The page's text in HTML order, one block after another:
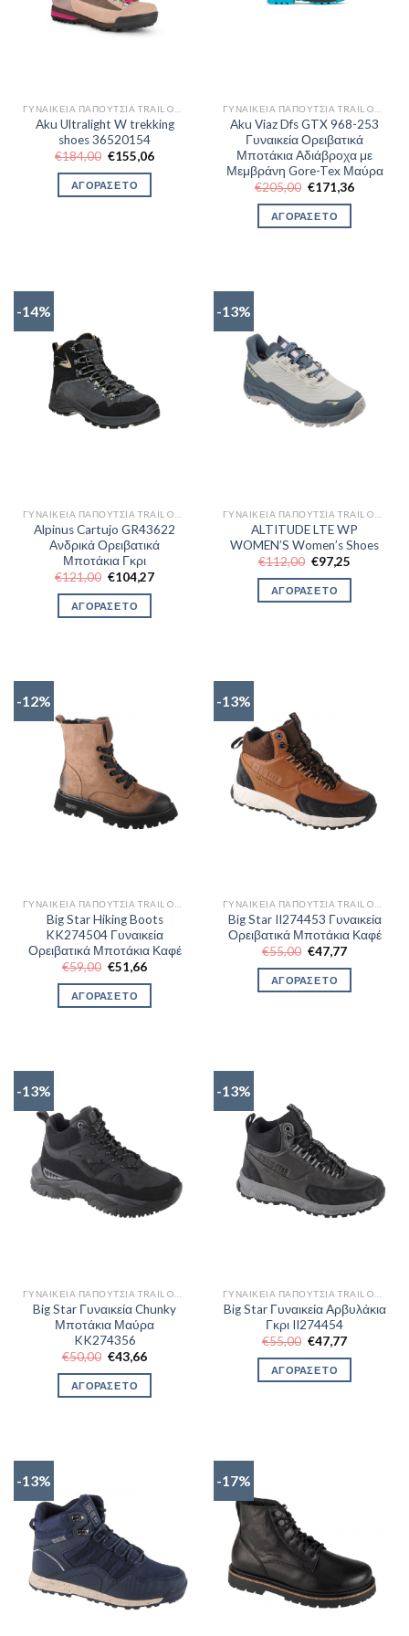
Aku Ultralight W trekking
shoes 36520154
€184,00 Original
was:
€184,00.
€155,06Η
ΑΓΟΡΑΣΕ ΤΟ
Aku Viaz Dfs GTX 968-253
Γυναικεία Ορειβατικά
Μποτάκια Αδιάβροχα με
Μεμβράνη Gore-Tex Μαύρα
€205,00 Original
was:
€205,00.
€171,36Η
ΑΓΟΡΑΣΕ ΤΟ
-14%
Alpinus Cartujo GR43622
Ανδρικά Ορειβατικά
Μποτάκια Γκρι
€121,00 Original
was:
€121,00.
€104,27Η
ΑΓΟΡΑΣΕ ΤΟ
-13%
ALTITUDE LTE WP
WOMEN’S Women’s Shoes
€112,00 Original
price
was:
€112,00.
€97,25
ΑΓΟΡΑΣΕ ΤΟ
-12%
Big Star Hiking Boots
KK274504 Γυναικεία
Ορειβατικά Μποτάκια Καφέ
€59,00 Original
price
was:
€59,00.
€51,66Η
τιμή
ΑΓΟΡΑΣΕ ΤΟ
-13%
Big Star II274453 Γυναικεία
Ορειβατικά Μποτάκια Καφέ
€55,00 Original
price
was:
€55,00.
€47,77Η
τιμή
ΑΓΟΡΑΣΕ ΤΟ
-13%
Big Star Γυναικεία Chunky
Μποτάκια Μαύρα
KK274356
€50,00 Original
price
was:
€50,00.
€43,66Η
τιμή
ΑΓΟΡΑΣΕ ΤΟ
-13%
Big Star Γυναικεία Αρβυλάκια
Γκρι II274454
€55,00 Original
price
was:
€55,00.
€47,77Η
τιμή
ΑΓΟΡΑΣΕ ΤΟ
-13% -17%